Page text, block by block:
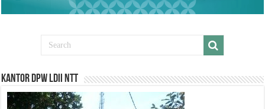
Kantor DPW LDII NTT